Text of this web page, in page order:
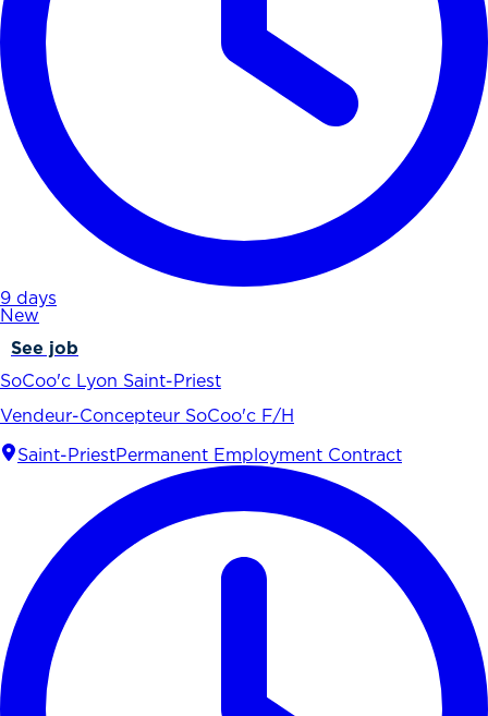
9 days
New
See job
SoCoo'c Lyon Saint-Priest
Vendeur-Concepteur SoCoo'c F/H
Saint-PriestPermanent Employment Contract